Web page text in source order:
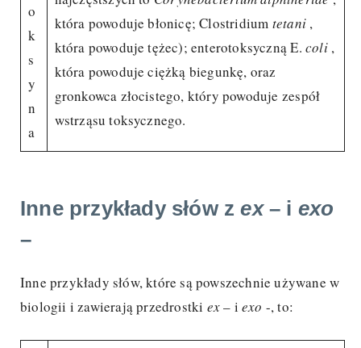
o
k
s
y
n
a
która powoduje błonicę; Clostridium tetani,
która powoduje tężec); enterotoksyczną E. coli,
która powoduje ciężką biegunkę, oraz
gronkowca złocistego, który powoduje zespół
wstrząsu toksycznego.
Inne przykłady słów zex– i exo
–
Inne przykłady słów, które są powszechnie używane w
biologii i zawierają przedrostki ex– iexo -, to: